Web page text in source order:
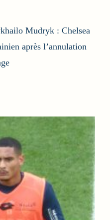
Mudryk : Chelsea
après l’annulation